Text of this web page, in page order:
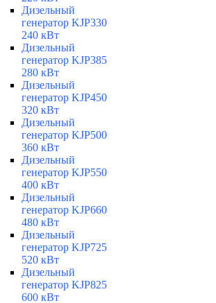
Дизельный
генератор KJP330
240 кВт
Дизельный
генератор KJP385
280 кВт
Дизельный
генератор KJP450
320 кВт
Дизельный
генератор KJP500
360 кВт
Дизельный
генератор KJP550
400 кВт
Дизельный
генератор KJP660
480 кВт
Дизельный
генератор KJP725
520 кВт
Дизельный
генератор KJP825
600 кВт